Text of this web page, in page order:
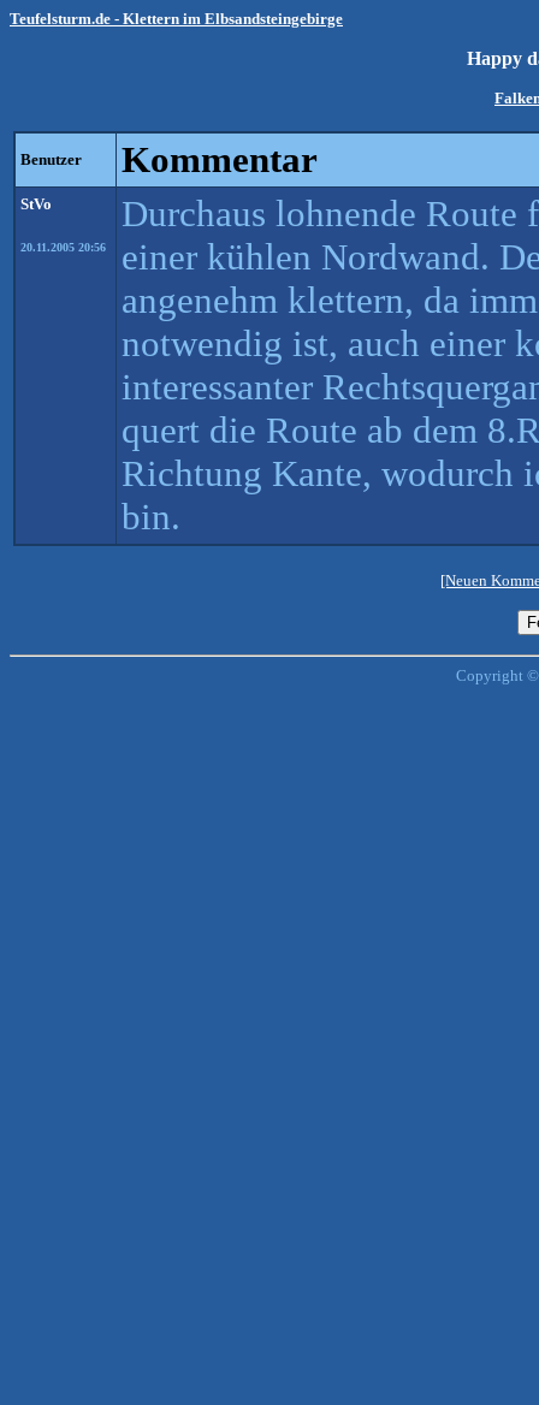
Teufelsturm.de - Klettern im Elbsandsteingebirge
Happy
Benutzer Kommentar
StVo
20.11.2005 20:56
Durchaus lohnende Route
einer kühlen Nordwand.
angenehm klettern, da
notwendig ist, auch einer
interessanter
quert die Route ab dem
Richtung Kante, wodurch
bin.
[Neuen
Copyright ©